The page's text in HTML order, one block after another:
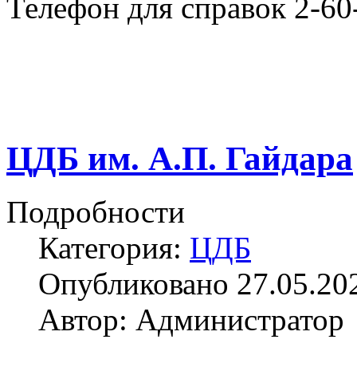
Телефон для справок 2-
ЦДБ им. А.П. Гайдара
Подробности
Категория: ЦДБ
Опубликовано
Автор: Администратор